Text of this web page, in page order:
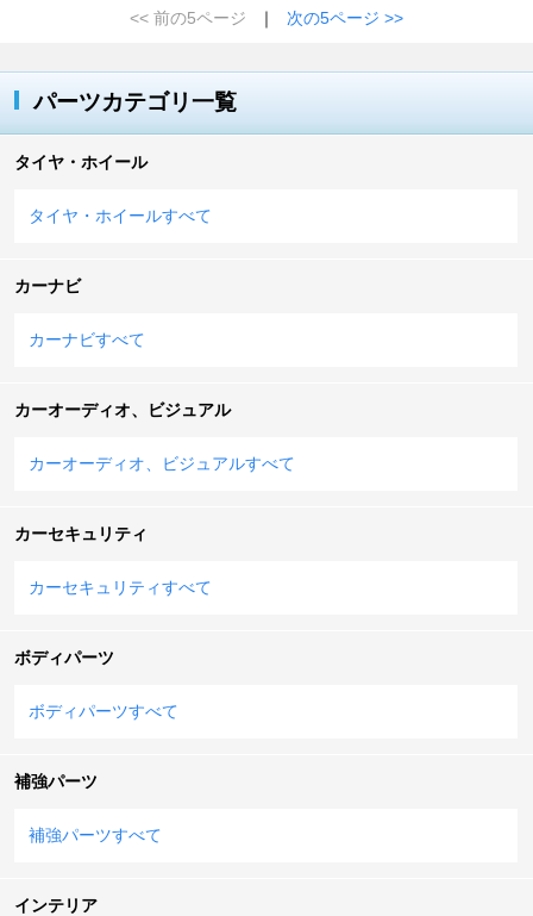
<< 前の5ページ
｜ 次の5ページ >>
パーツカテゴリ一覧
タイヤ・ホイール
タイヤ・ホイールすべて
カーナビ
カーナビすべて
カーオーディオ、ビジュアル
カーオーディオ、ビジュアルすべて
カーセキュリティ
カーセキュリティすべて
ボディパーツ
ボディパーツすべて
補強パーツ
補強パーツすべて
インテリア